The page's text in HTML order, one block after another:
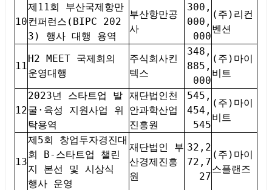
10
제11회 부산국제항만
컨퍼런스(BIPC 202
3) 행사 대행 용역
부산항만공
사
300,
000,
000
(주)리컨
벤션
11
H2 MEET 국제회의
운영대행
주식회사킨
텍스
348,
885,
000
(주)마이
비트
12
2023년 스타트업 발
굴·육성 지원사업 위
탁용역
재단법인천
안과학산업
진흥원
545,
454,
545
(주)마이
비트
13
제5회 창업투자경진대
회 B-스타트업 챌린
지 본선 및 시상식
행사 운영
재단법인 부
산경제진흥
원
32,2
72,7
27
(주)마이
스플랜즈